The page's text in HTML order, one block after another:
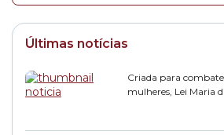
Últimas notícias
Criada para
mulheres, Lei Maria